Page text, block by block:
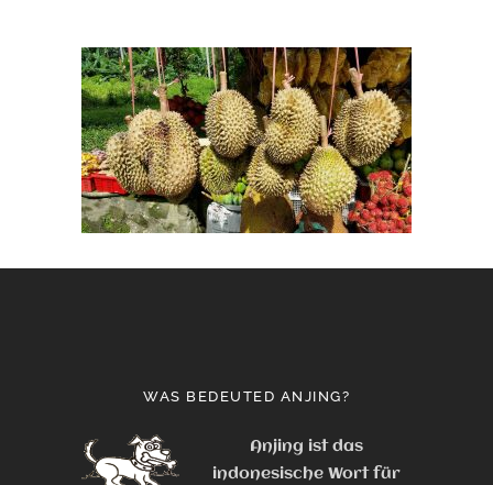
WAS BEDEUTED ANJING?
Anjing ist das
indonesische Wort für